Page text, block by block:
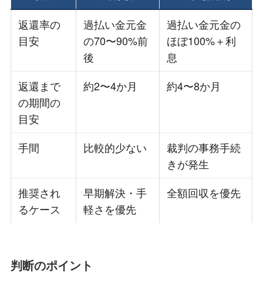
返還率の
目安
過払い金元金
の70〜90%前
後
過払い金元金の
ほぼ100%＋利
息
返還まで
の期間の
目安
約2〜4か月 約4〜8か月
手間 比較的少ない
裁判の事務手続
きが発生
推奨され
るケース
早期解決・手
軽さを優先
全額回収を優先
判断のポイント